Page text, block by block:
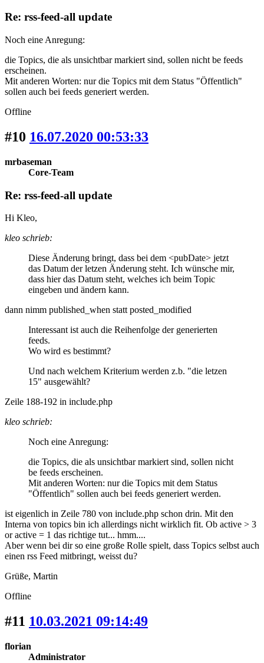
Re: rss-feed-all update
Noch eine Anregung:
die Topics, die als unsichtbar markiert sind, sollen nicht be feeds
erscheinen.
Mit anderen Worten: nur die Topics mit dem Status "Öffentlich"
sollen auch bei feeds generiert werden.
Offline
#10 16.07.2020 00:53:33
mrbaseman
Core-Team
Re: rss-feed-all update
Hi Kleo,
kleo schrieb:
Diese Änderung bringt, dass bei dem <pubDate> jetzt
das Datum der letzen Änderung steht. Ich wünsche mir,
dass hier das Datum steht, welches ich beim Topic
eingeben und ändern kann.
dann nimm published_when statt posted_modified
Interessant ist auch die Reihenfolge der generierten
feeds.
Wo wird es bestimmt?
Und nach welchem Kriterium werden z.b. "die letzen
15" ausgewählt?
Zeile 188-192 in include.php
kleo schrieb:
Noch eine Anregung:
die Topics, die als unsichtbar markiert sind, sollen nicht
be feeds erscheinen.
Mit anderen Worten: nur die Topics mit dem Status
"Öffentlich" sollen auch bei feeds generiert werden.
ist eigenlich in Zeile 780 von include.php schon drin. Mit den
Interna von topics bin ich allerdings nicht wirklich fit. Ob active > 3
or active = 1 das richtige tut... hmm....
Aber wenn bei dir so eine große Rolle spielt, dass Topics selbst auch
einen rss Feed mitbringt, weisst du?
Grüße, Martin
Offline
#11 10.03.2021 09:14:49
florian
Administrator